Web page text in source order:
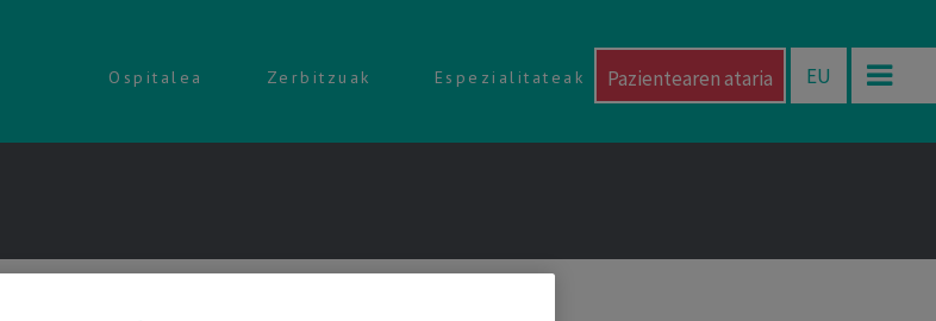
Ospitalea Zerbitzuak Espezialitateak Pazientearen ataria EU